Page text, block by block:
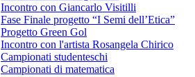
Incontro con Giancarlo Visitilli
Fase Finale progetto “I Semi dell’Etica”
Progetto Green Gol
Incontro con l'artista Rosangela Chirico
Campionati studenteschi
Campionati di matematica